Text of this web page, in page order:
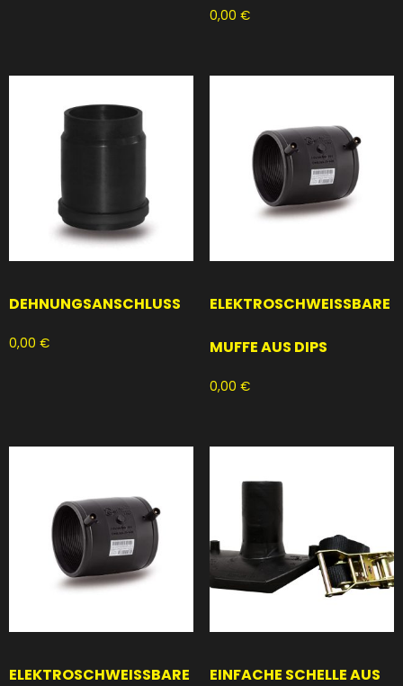
0,00 €
DEHNUNGSANSCHLUSS
0,00 €
ELEKTROSCHWEISSBARE
MUFFE AUS DIPS
0,00 €
ELEKTROSCHWEISSBARE EINFACHE SCHELLE AUS